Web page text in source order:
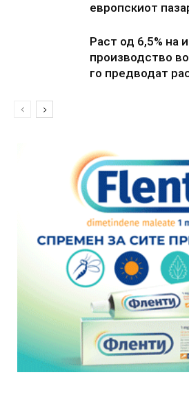
европскиот
Раст од 6,5% на
производство
го предводат